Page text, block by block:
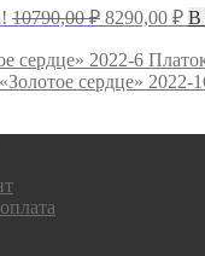
10790,00₽
составляла
10790,00 ₽.
8290,00 ₽ В